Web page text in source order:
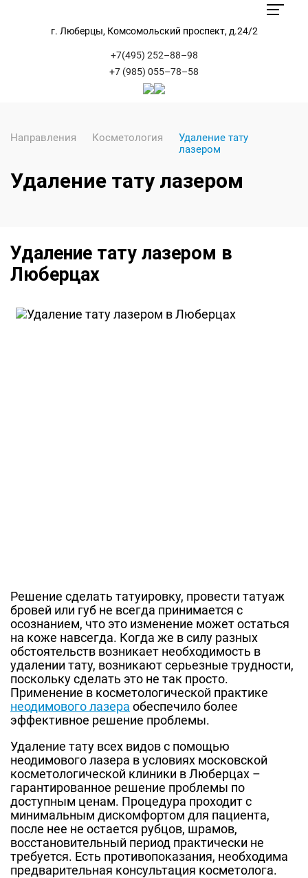
г. Люберцы, Комсомольский проспект, д.24/2
+7(495) 252–88–98
+7 (985) 055–78–58
Направления Косметология
Удаление тату
лазером
Удаление тату лазером
Удаление тату лазером в
Люберцах
Решение сделать татуировку, провести татуаж
бровей или губ не всегда принимается с
осознанием, что это изменение может остаться
на коже навсегда. Когда же в силу разных
обстоятельств возникает необходимость в
удалении тату, возникают серьезные трудности,
поскольку сделать это не так просто.
Применение в косметологической практике
неодимового лазера обеспечило более
эффективное решение проблемы.
Удаление тату всех видов с помощью
неодимового лазера в условиях московской
косметологической клиники в Люберцах –
гарантированное решение проблемы по
доступным ценам. Процедура проходит с
минимальным дискомфортом для пациента,
после нее не остается рубцов, шрамов,
восстановительный период практически не
требуется. Есть противопоказания, необходима
предварительная консультация косметолога.